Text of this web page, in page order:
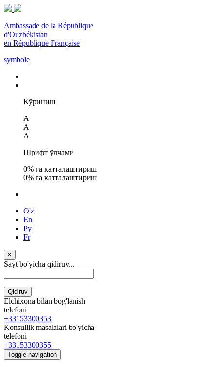
Ambassade de la République
d'Ouzbékistan
en République Française
symbole
Кўриниш
A
A
A
Шрифт ўлчами
0% га катталаштириш
0% га катталаштириш
O'z
En
Ру
Fr
×
Sayt bo'yicha qidiruv...
Qidiruv
Elchixona bilan bog'lanish
telefoni
+33153300353
Konsullik masalalari bo'yicha
telefoni
+33153300355
Toggle navigation